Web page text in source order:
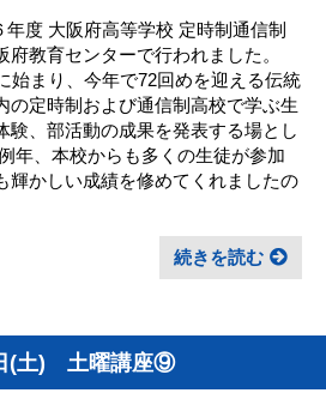
度 大阪府高等学校 定時制通信制
教育センターで行われました。
始まり、今年で72回めを迎える伝統
の定時制および通信制高校で学ぶ生
験、部活動の成果を発表する場とし
年、本校からも多くの生徒が参加
輝かしい成績を修めてくれましたの
続きを読む
(土) 土曜講座⑨